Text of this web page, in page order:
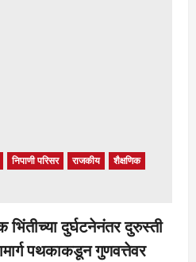
निपाणी परिसर राजकीय
शैक्षणिक
भिंतीच्या दुर्घटनेनंतर दुरुस्ती
पथकाकडून गुणवत्तेवर